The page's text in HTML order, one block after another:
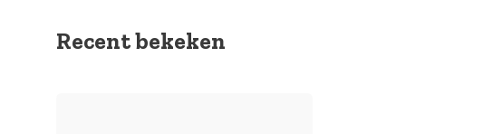
Recent bekeken